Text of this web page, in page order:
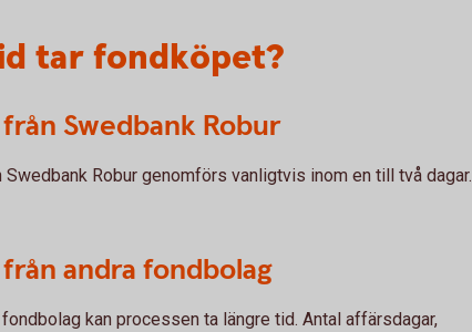
tar fondköpet?
Swedbank Robur
Swedbank Robur genomförs vanligtvis inom en till två dagar.
andra fondbolag
kan processen ta längre tid. Antal affärsdagar,